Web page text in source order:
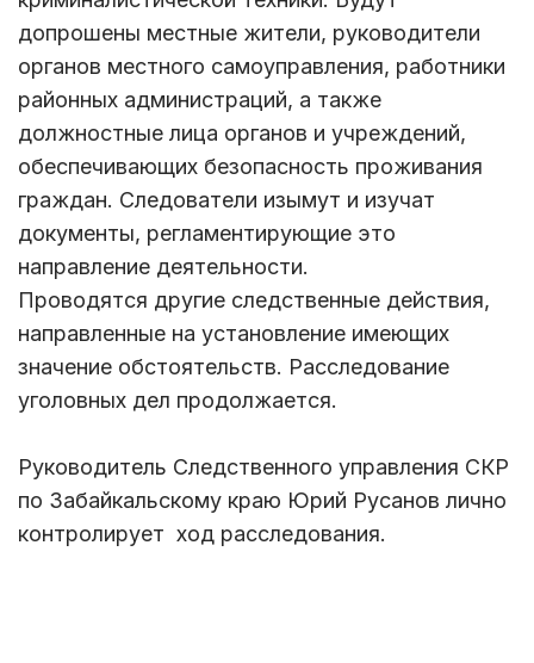
допрошены местные жители, руководители
органов местного самоуправления, работники
районных администраций, а также
должностные лица органов и учреждений,
обеспечивающих безопасность проживания
граждан. Следователи изымут и изучат
документы, регламентирующие это
направление деятельности.
Проводятся другие следственные действия,
направленные на установление имеющих
значение обстоятельств. Расследование
уголовных дел продолжается.
Руководитель Следственного управления СКР
по Забайкальскому краю Юрий Русанов лично
контролирует ход расследования.